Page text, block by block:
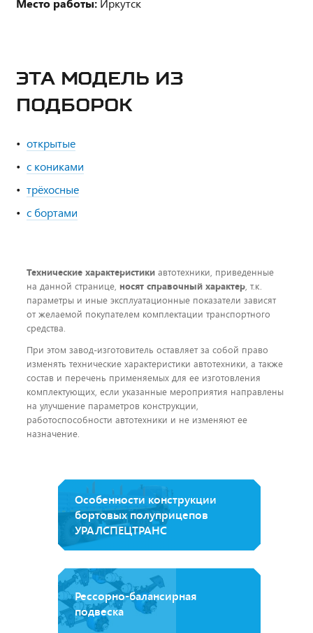
Место работы: Иркутск
ЭТА МОДЕЛЬ ИЗ
ПОДБОРОК
открытые
с кониками
трёхосные
с бортами
Технические характеристики автотехники, приведенные
на данной странице, носят справочный характер, т.к.
параметры и иные эксплуатационные показатели зависят
от желаемой покупателем комплектации транспортного
средства.
При этом завод-изготовитель оставляет за собой право
изменять технические характеристики автотехники, а также
состав и перечень применяемых для ее изготовления
комплектующих, если указанные мероприятия направлены
на улучшение параметров конструкции,
работоспособности автотехники и не изменяют ее
назначение.
Особенности конструкции
бортовых полуприцепов
УРАЛСПЕЦТРАНС
Рессорно-балансирная
подвеска